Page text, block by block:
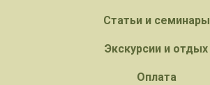
Статьи и семинары
Экскурсии и отдых
Оплата